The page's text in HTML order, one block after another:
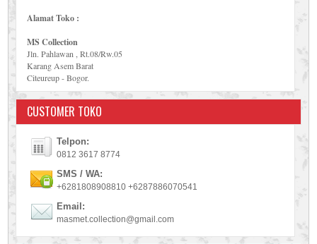
Alamat Toko :
MS Collection
Jln. Pahlawan , Rt.08/Rw.05
Karang Asem Barat
Citeureup - Bogor.
CUSTOMER TOKO
Telpon:
0812 3617 8774
SMS / WA:
+6281808908810 +6287886070541
Email:
masmet.collection@gmail.com